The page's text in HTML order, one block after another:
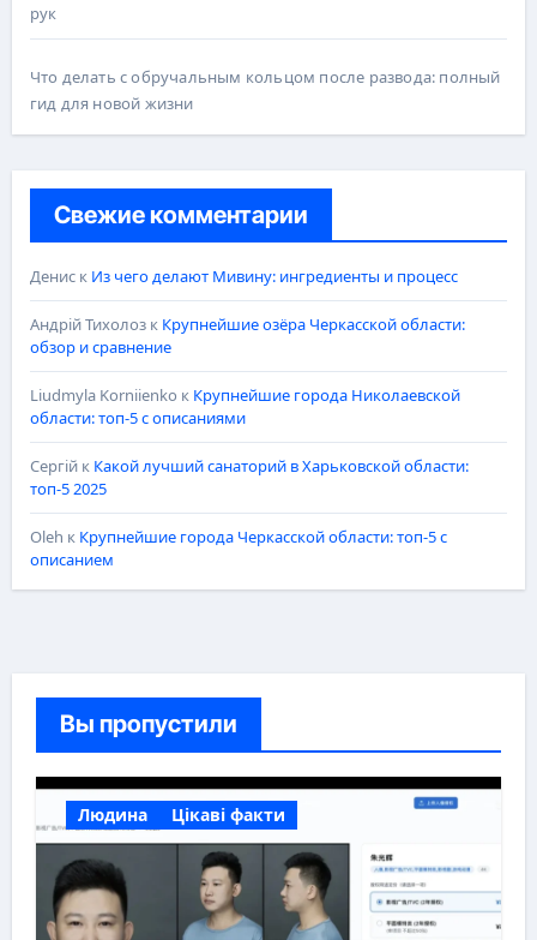
рук
Что делать с обручальным кольцом после развода: полный
гид для новой жизни
Свежие комментарии
Дениск Из чего делают Мивину: ингредиенты и процесс
Андрій Тихолозк Крупнейшие озёра Черкасской области:
обзор и сравнение
Liudmyla Korniienko к Крупнейшие города Николаевской
области: топ-5 с описаниями
Сергійк Какой лучший санаторий в Харьковской области:
топ-5 2025
Oleh к Крупнейшие города Черкасской области: топ-5 с
описанием
Вы пропустили
Людина Цікаві факти